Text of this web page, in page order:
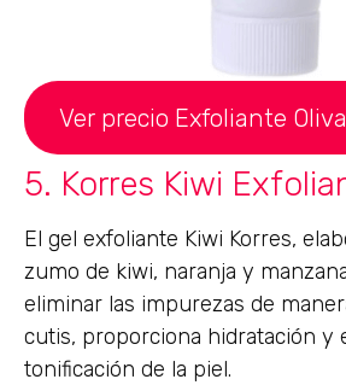
Ver precio Exfoliante
5. Korres Kiwi
El gel exfoliante Kiwi Korres,
zumo de kiwi, naranja y
eliminar las impurezas de
cutis, proporciona hidratación y
tonificación de la piel.